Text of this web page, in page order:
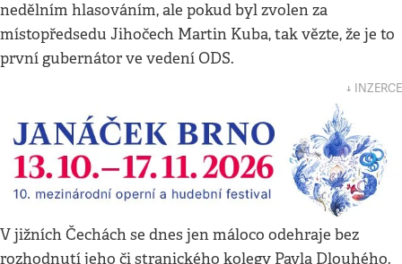
nedělním hlasováním, ale pokud byl zvolen za
místopředsedu Jihočech Martin Kuba, tak vězte, že je to
první gubernátor ve vedení ODS.
↓ INZERCE
V jižních Čechách se dnes jen máloco odehraje bez
rozhodnutí jeho či stranického kolegy Pavla Dlouhého.